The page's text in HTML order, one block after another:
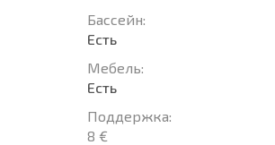
Басcейн:
Есть
Мебель:
Есть
Поддержка:
8 €